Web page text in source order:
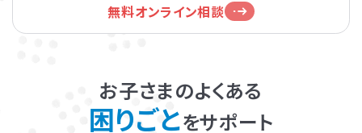
無料オンライン相談
お子さまのよくある
困りごとをサポート